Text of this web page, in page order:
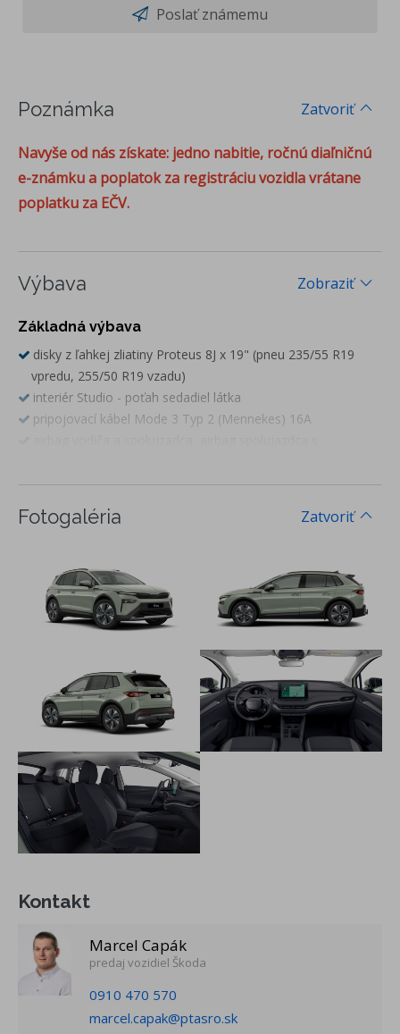
Poslať známemu
Zatvoriť
Poznámka
Navyše od nás získate: jedno nabitie, ročnú diaľničnú
e-známku a poplatok za registráciu vozidla vrátane
poplatku za EČV.
Zobraziť
Výbava
Základná výbava
disky z ľahkej zliatiny Proteus 8J x 19" (pneu 235/55 R19
vpredu, 255/50 R19 vzadu)
interiér Studio - poťah sedadiel látka
pripojovací kábel Mode 3 Typ 2 (Mennekes) 16A
hlavové a bočné airbagy vpredu, centrálny airbag vpredu
Side Assist - asistent zmeny jazdného pruhu (vrátane Rear
varovanie pri vystupovaní z vozidla)
LANE ASSIST- asistent kontroly jazdy v jazdnom pruhu
LED zadné svetlá
elektricky sklopné, nastaviteľné a vyhrievané vonkajšie
spätné zrkadlá s automatickým stmievaním na strane vodiča
prípava pre V2L/V2H
vnútorne spätné zrkadlo s automatickým stmavovaním
svetelný a ďažďový senzor
virtuálny kokpit - 5,3" digitálny prístrojový panel
8 reproduktorov, Bluetooth, eCall, alarm
bezdrôtový Smartlink, 2 x USB-C vpredu
proaktívny servis + Škoda vzdialené iV na 10 rokov
sada na opravu pneumatík
Strešné nosiče - čierne
obmedzenia počtu kilometrov)
Záruka na batériu na 8 rokov/160 000 km
ŠKODA - doživotná garancia Mobility Premium poskytuje
pomoc servisným vzidlom na mieste poruchy (porucha na
vozidle, chýbajúce PHM, defekt pneumatiky, zabuchnuté /
stratené kľúče, vybitá batéria, zámena paliva), odtiahnutie
Zatvoriť
Fotogaléria
Kontakt
Marcel Capák
predaj vozidiel Škoda
0910 470 570
marcel.capak@ptasro.sk